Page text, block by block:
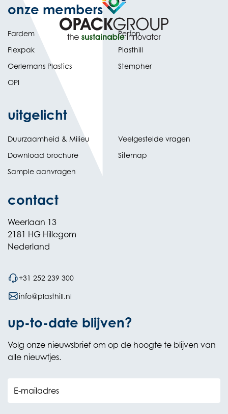
onze members
Fardem
Flexpak
Oerlemans Plastics
OPI
Perfon
Plasthill
Stempher
uitgelicht
Duurzaamheid & Milieu
Download brochure
Sample aanvragen
Veelgestelde vragen
Sitemap
contact
Weerlaan 13
2181 HG Hillegom
Nederland
+31 252 239 300
info@plasthill.nl
up-to-date blijven?
Volg onze nieuwsbrief om op de hoogte te blijven van
alle nieuwtjes.
E-mailadres